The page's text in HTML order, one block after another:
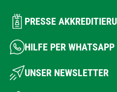
PRESSE
HILFE PER WHATSAPP
UNSER NEWSLETTER